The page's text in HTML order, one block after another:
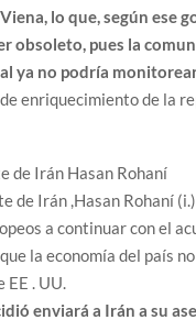
lo que, según ese
obsoleto, pues la
ya no podría
enriquecimiento de la
de Irán ,Hasan Rohaní
a continuar con el
la economía del país
EE . UU.
enviará a Irán a su